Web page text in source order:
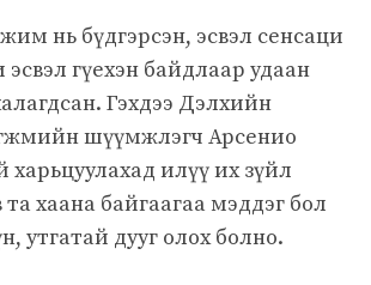
нь бүдгэрсэн, эсвэл сенсаци
эсвэл гүехэн байдлаар удаан
Гэхдээ Дэлхийн
шүүмжлэгч Арсенио
харьцуулахад илүү их зүйл
хаана байгаагаа мэддэг бол
утгатай дууг олох болно.